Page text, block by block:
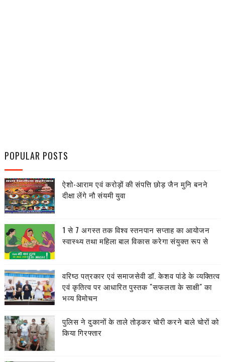
POPULAR POSTS
ऐशो-आराम एवं करोड़ों की संपत्ति छोड़ जैन मुनि बनने
दीक्षा लेंगे नौ संयमी युवा
1 से 7 अगस्त तक विश्व स्तनपान सप्ताह का आयोजन
स्वास्थ्य तथा महिला बाल विकास करेगा संयुक्त रूप से
वरिष्ठ पत्रकार एवं समाजसेवी डॉ. केशव पांडे के व्यक्तित्व
एवं कृतित्व पर आधारित पुस्तक "सफलता के साक्षी" का
भव्य विमोचन
पुलिस ने दुकानों के ताले तोड़कर चोरी करने बाले चोरों को
किया गिरफ्तार